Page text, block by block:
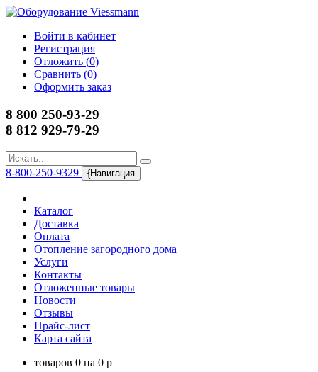
Войти в кабинет
Регистрация
Отложить (0)
Сравнить (0)
Оформить заказ
8 800 250-93-29
8 812 929-79-29
8-800-250-9329 {Навигация
Каталог
Доставка
Оплата
Отопление загородного дома
Услуги
Контакты
Отложенные товары
Новости
Отзывы
Прайс-лист
Карта сайта
товаров 0 на 0 p